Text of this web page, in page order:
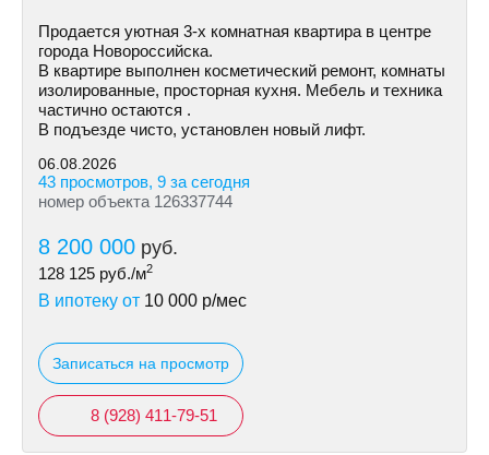
Пpoдается уютная 3-х комнатная квартира в центре
города Новороссийска.
В квартире выполнен косметический ремонт, комнаты
изолированные, просторная кухня. Мебель и техника
частично остаются .
В подъезде чисто, установлен новый лифт.
06.08.2026
43 просмотров, 9 за сегодня
номер объекта 126337744
8 200 000 руб.
128 125 руб./м2
В ипотеку от 10 000 р/мес
Записаться на просмотр
8 (928) 411-79-51